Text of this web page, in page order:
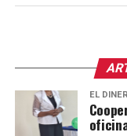
EL